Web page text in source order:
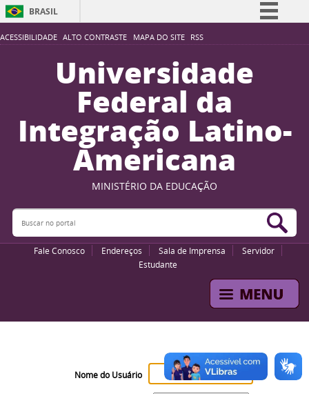
ACESSIBILIDADE ALTO CONTRASTE MAPA DO SITE RSS
BRASIL
Simplifique!
Participe
Acesso à informação
Legislação
Canais
Universidade
Federal da
Integração Latino-
Americana
MINISTÉRIO DA EDUCAÇÃO
Buscar no portal
Fale Conosco Endereços Sala de Imprensa
Servidor
Estudante
Nome do Usuário